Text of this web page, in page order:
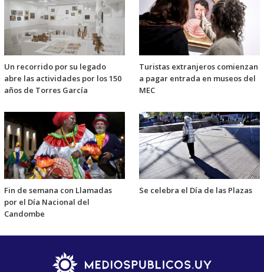
Un recorrido por su legado
abre las actividades por los 150
años de Torres García
Turistas extranjeros comienzan
a pagar entrada en museos del
MEC
Fin de semana con Llamadas
por el Día Nacional del
Candombe
Se celebra el Día de las Plazas